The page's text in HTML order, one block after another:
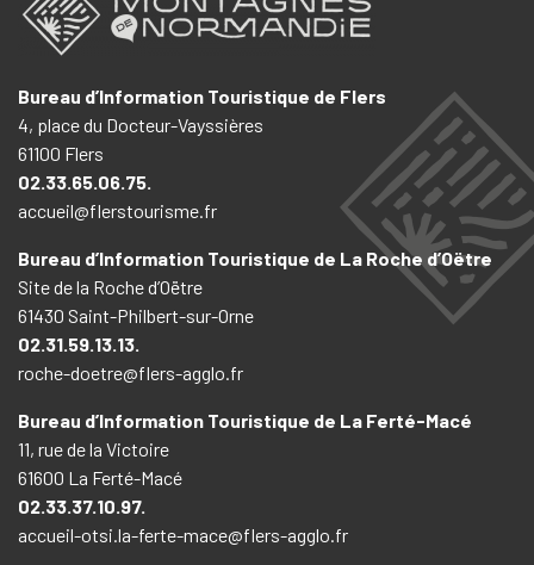
Bureau d’Information Touristique de Flers
4, place du Docteur-Vayssières
61100 Flers
02.33.65.06.75.
accueil@flerstourisme.fr
Bureau d’Information Touristique de La Roche d’Oëtre
Site de la Roche d’Oëtre
61430 Saint-Philbert-sur-Orne
02.31.59.13.13.
roche-doetre@flers-agglo.fr
Bureau d’Information Touristique de La Ferté-Macé
11, rue de la Victoire
61600 La Ferté-Macé
02.33.37.10.97.
accueil-otsi.la-ferte-mace@flers-agglo.fr